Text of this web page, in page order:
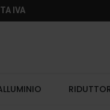
IVA